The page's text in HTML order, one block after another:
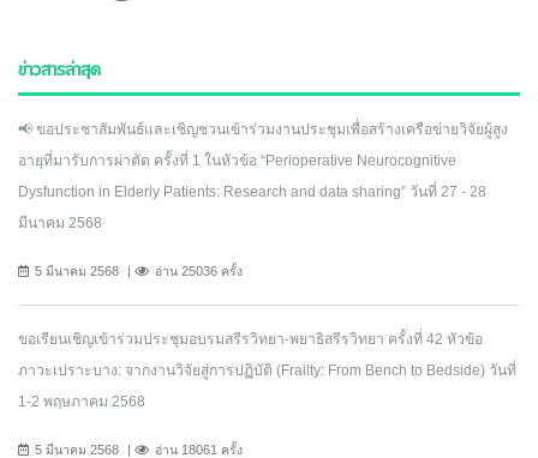
ข่าวสารล่าสุด
📢 ขอประชาสัมพันธ์และเชิญชวนเข้าร่วมงานประชุมเพื่อสร้างเครือข่ายวิจัยผู้สูง
อายุที่มารับการผ่าตัด ครั้งที่ 1 ในหัวข้อ “Perioperative Neurocognitive
Dysfunction in Elderly Patients: Research and data sharing” วันที่ 27 - 28
มีนาคม 2568
5 มีนาคม 2568 อ่าน 25036 ครั้ง
ขอเรียนเชิญเข้าร่วมประชุมอบรมสรีรวิทยา-พยาธิสรีรวิทยา ครั้งที่ 42 หัวข้อ
ภาวะเปราะบาง: จากงานวิจัยสู่การปฏิบัติ (Frailty: From Bench to Bedside) วันที่
1-2 พฤษภาคม 2568
5 มีนาคม 2568 อ่าน 18061 ครั้ง